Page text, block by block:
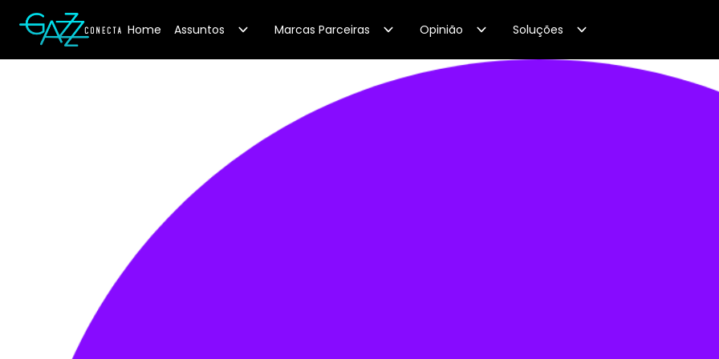
Your Company Home Assuntos Marcas Parceiras Opinião Soluções